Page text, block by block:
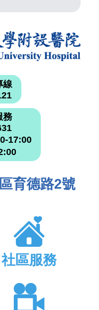
線
務
17:00
育德路2號
社區服務